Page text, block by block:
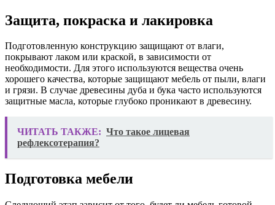
Защита, покраска и лакировка
Подготовленную конструкцию защищают от влаги,
покрывают лаком или краской, в зависимости от
необходимости. Для этого используются вещества очень
хорошего качества, которые защищают мебель от пыли, влаги
и грязи. В случае древесины дуба и бука часто используются
защитные масла, которые глубоко проникают в древесину.
ЧИТАТЬ ТАКЖЕ: Что такое лицевая
рефлексотерапия?
Подготовка мебели